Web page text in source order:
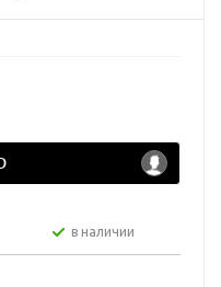
в наличии